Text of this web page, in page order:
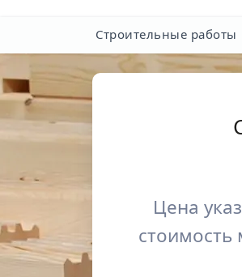
Строительные работы
Цена
стоимость